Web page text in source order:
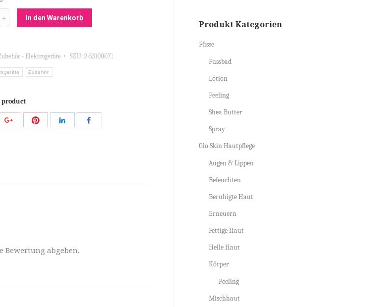
In den Warenkorb
- Elektrogeräte SKU: 2-53100071
Zubehör
product
Share
Share
Share Share
Bewertung abgeben.
Produkt Kategorien
Füsse
Fussbad
Lotion
Peeling
Shea Butter
Spray
Glo Skin Hautpflege
Augen & Lippen
Befeuchten
Beruhigte Haut
Erneuern
Fettige Haut
Helle Haut
Körper
Peeling
Mischhaut